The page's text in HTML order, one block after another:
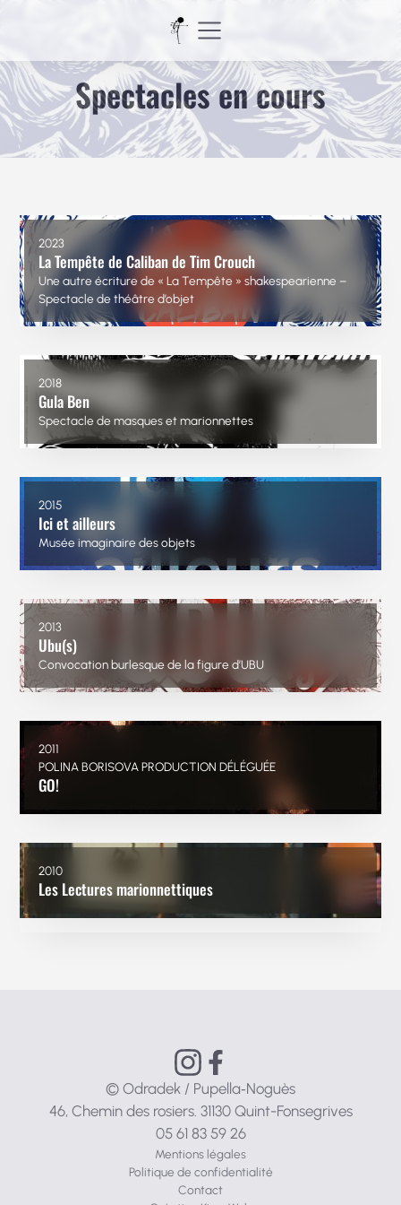
Spectacles en cours
2023
La Tempête de Caliban de Tim Crouch
Une autre écriture de « La Tempête » shakespearienne –
Spectacle de théâtre d’objet
2018
Gula Ben
Spectacle de masques et marionnettes
2015
Ici et ailleurs
Musée imaginaire des objets
2013
Ubu(s)
Convocation burlesque de la figure d’UBU
2011
POLINA BORISOVA PRODUCTION DÉLÉGUÉE
GO!
2010
Les Lectures marionnettiques
© Odradek / Pupella‑Noguès
46, Chemin des rosiers. 31130 Quint-Fonsegrives
05 61 83 59 26
Mentions légales
Politique de confidentialité
Contact